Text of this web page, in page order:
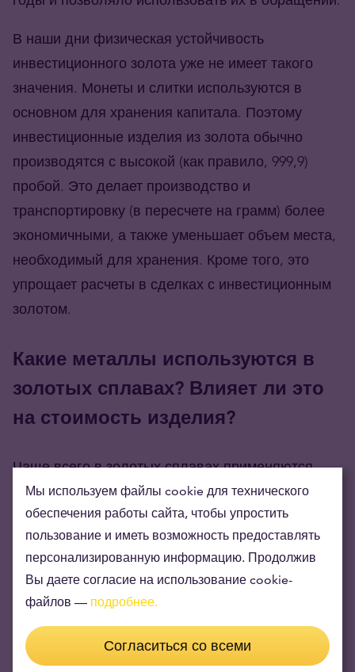
В наши дни физическая устойчивость
инвестиционного золота уже не имеет такого
значения. Монеты и слитки используются в
основном для хранения капитала. Поэтому
инвестиционные изделия из золота обычно
производятся с высокой (как правило, 999,9)
пробой. Это делает производство и
транспортировку (в пересчете на грамм) более
экономичными, а также уменьшает объем места,
необходимый для хранения. Кроме того, это
упрощает расчеты в сделках с инвестиционным
золотом.
Какие металлы используются в
золотых сплавах? Влияет ли это
на стоимость изделия?
Чаще всего в золотых сплавах применяются
медь, серебро, цинк, платина, палладий, никель,
хром и марганец. Также могут использоваться
иридий, титан и вольфрам.
*Никель в ювелирных изделиях используется
все реже, так как у многих людей он вызывает
аллергическую реакцию.
В чистом виде золото имеет желтоватый
Мы используем файлы cookie для технического
обеспечения работы сайта, чтобы упростить
пользование и иметь возможность предоставлять
персонализированную информацию. Продолжив
Вы даете согласие на использование cookie-
файлов — подробнее.
Согласиться со всеми